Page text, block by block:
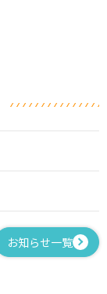
お知らせ一覧